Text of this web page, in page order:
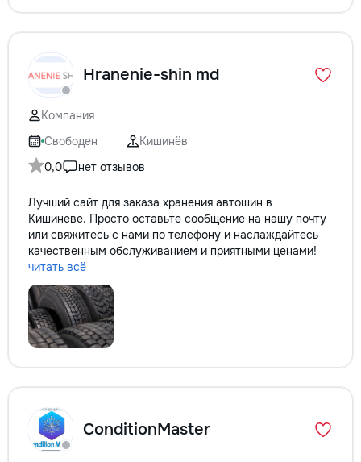
Hranenie-shin md
Компания
Свободен
Кишинёв
0,0
нет отзывов
Лучший сайт для заказа хранения автошин в
Кишиневе. Просто оставьте сообщение на нашу почту
или свяжитесь с нами по телефону и наслаждайтесь
качественным обслуживанием и приятными ценами!
читать всё
ConditionMaster